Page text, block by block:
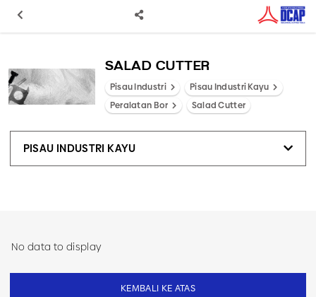
SALAD CUTTER
Pisau Industri
Pisau Industri Kayu
Peralatan Bor
Salad Cutter
PISAU INDUSTRI KAYU
No data to display
KEMBALI KE ATAS